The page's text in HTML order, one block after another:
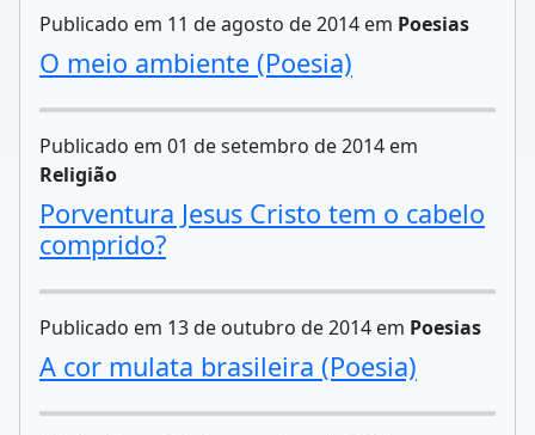
Publicado em 11 de agosto de 2014 em Poesias
O meio ambiente (Poesia)
Publicado em 01 de setembro de 2014 em
Religião
Porventura Jesus Cristo tem o cabelo
comprido?
Publicado em 13 de outubro de 2014 em Poesias
A cor mulata brasileira (Poesia)